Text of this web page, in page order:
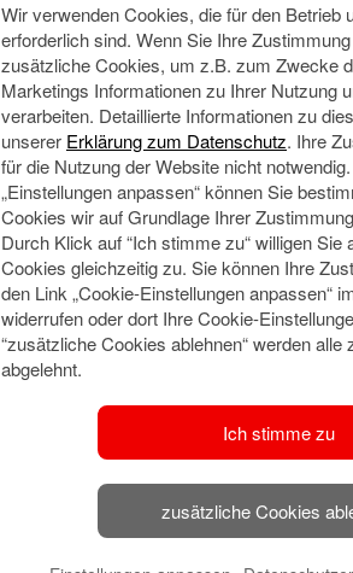
Termin vereinbaren
Social Media
Wir verwenden Cookies, die für den Betrieb
erforderlich sind. Wenn Sie Ihre
zusätzliche Cookies, um z.B. zum Zwecke
Marketings Informationen zu Ihrer Nutzung
verarbeiten. Detaillierte Informationen zu
unserer Erklärung zum Datenschutz. Ihre
für die Nutzung der Website nicht
„Einstellungen anpassen“ können Sie
Cookies wir auf Grundlage Ihrer
Durch Klick auf “Ich stimme zu“ willigen Sie
Cookies gleichzeitig zu. Sie können Ihre
den Link „Cookie-Einstellungen anpassen“
widerrufen oder dort Ihre Cookie-
“zusätzliche Cookies ablehnen“ werden
abgelehnt.
Ich stimme zu
zusätzliche Cookies